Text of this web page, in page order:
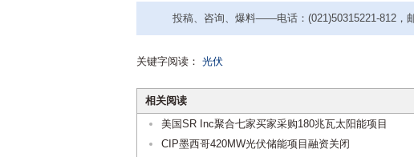
投稿、咨询、爆料——电话：(021)50315221-812，
关键字阅读： 光伏
相关阅读
美国SR Inc聚合七家买家采购180兆瓦太阳能项目
CIP墨西哥420MW光伏储能项目融资关闭